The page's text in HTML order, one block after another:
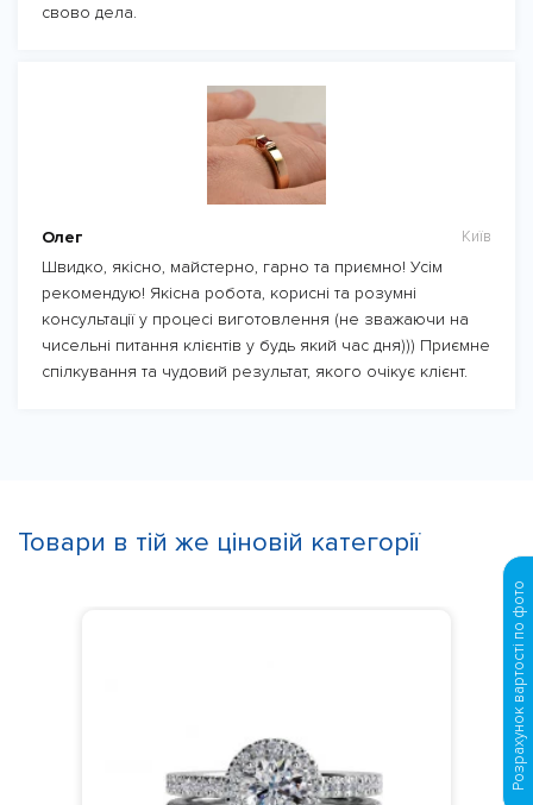
свово дела.
Олег Київ
Швидко, якісно, майстерно, гарно та приємно! Усім
рекомендую! Якісна робота, корисні та розумні
консультації у процесі виготовлення (не зважаючи на
чисельні питання клієнтів у будь який час дня))) Приємне
спілкування та чудовий результат, якого очікує клієнт.
Товари в тій же ціновій категорії
Розрахунок вартості по фото